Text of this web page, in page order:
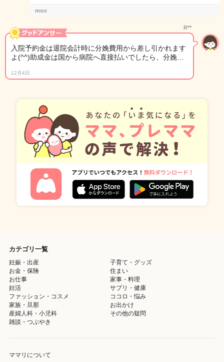
moo
R**
入院予約金は退院会計時に分娩費用から差し引かれます
よ(^^)助成金は国から病院へ直接払いでしたら、分娩…
12月4日
カテゴリ一覧
妊娠・出産
子育て・グッズ
お金・保険
住まい
お仕事
家事・料理
妊活
サプリ・健康
ファッション・コスメ
ココロ・悩み
家族・旦那
お出かけ
産婦人科・小児科
その他の疑問
雑談・つぶやき
ママリについて